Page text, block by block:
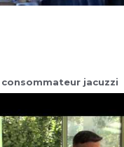
consommateur jacuzzi